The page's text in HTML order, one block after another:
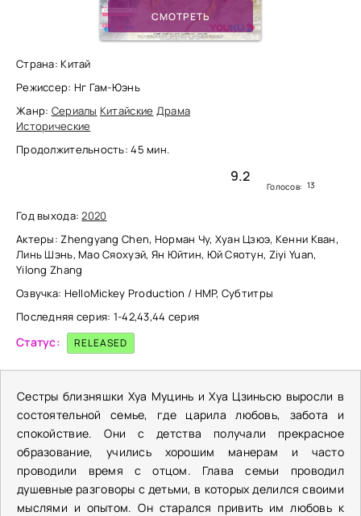
СМОТРЕТЬ
Страна: Китай
Режиссер: Нг Гам-Юэнь
Жанр: Сериалы Китайские Драма
Исторические
Продолжительность: 45 мин.
9.2
Голосов: 13
Год выхода:2020
Актеры: Zhengyang Chen, Норман Чу, Хуан Цзюэ, Кенни Кван,
Линь Шэнь, Мао Сяохуэй, Ян Юйтин, Юй Сяотун, Ziyi Yuan,
Yilong Zhang
Озвучка: HelloMickey Production / HMP, Субтитры
Последняя серия: 1-42,43,44 серия
Статус: RELEASED
Сестры близняшки Хуа Муцинь и Хуа Цзиньсю выросли в
состоятельной семье, где царила любовь, забота и
спокойствие. Они с детства получали прекрасное
образование, учились хорошим манерам и часто
проводили время с отцом. Глава семьи проводил
душевные разговоры с детьми, в которых делился своими
мыслями и опытом. Он старался привить им любовь к